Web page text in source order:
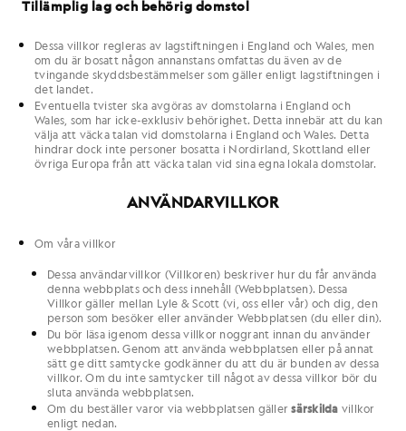
Tillämplig lag och behörig domstol
Dessa villkor regleras av lagstiftningen i England och Wales, men
om du är bosatt någon annanstans omfattas du även av de
tvingande skyddsbestämmelser som gäller enligt lagstiftningen i
det landet.
Eventuella tvister ska avgöras av domstolarna i England och
Wales, som har icke-exklusiv behörighet. Detta innebär att du kan
välja att väcka talan vid domstolarna i England och Wales. Detta
hindrar dock inte personer bosatta i Nordirland, Skottland eller
övriga Europa från att väcka talan vid sina egna lokala domstolar.
ANVÄNDARVILLKOR
Om våra villkor
Dessa användarvillkor (Villkoren) beskriver hur du får använda
denna webbplats och dess innehåll (Webbplatsen). Dessa
Villkor gäller mellan Lyle & Scott (vi osseller vår) och dig , den
person som besöker eller använder Webbplatsen (du eller din).
Du bör läsa igenom dessavillkor noggrant innan du använder
webbplatsen. Genom att använda webbplatsen eller på annat
sätt geditt samtycke godkänner du att du är bunden av dessa
villkor. Om du inte samtycker till något av dessa villkor bör du
sluta använda webbplatsen.
Om du beställer varor via webbplatsen gäller särskilda villkor
enligt nedan.